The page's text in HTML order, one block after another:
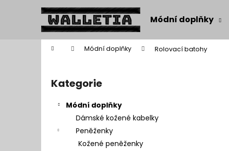
Módní doplňky
Domů Módní doplňky Rolovací batohy
Přeskočit
kategorie
Kategorie
Módní doplňky
Dámské kožené kabelky
Peněženky
Kožené peněženky
Zpět
Zpět